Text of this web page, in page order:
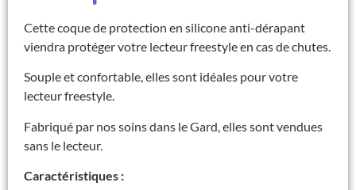
Cette coque de protection en silicone anti-dérapant
viendra protéger votre lecteur freestyle en cas de chutes.
Souple et confortable, elles sont idéales pour votre
lecteur freestyle.
Fabriqué par nos soins dans le Gard, elles sont vendues
sans le lecteur.
Caractéristiques :